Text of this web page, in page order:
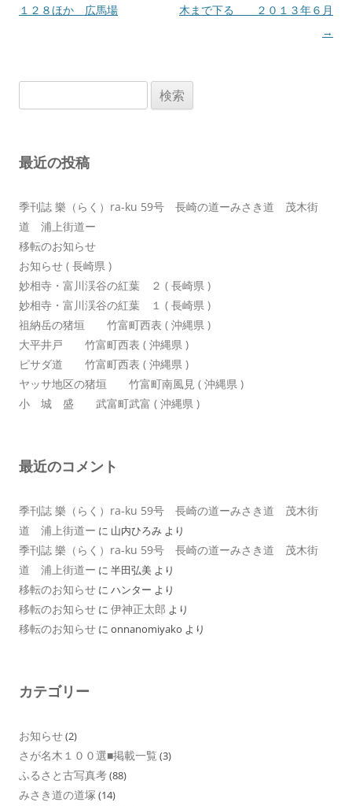
稿
ン
１２８ほか 広馬場
木まで下る ２０１３年６月
→
索:
最近の投稿
季刊誌 樂（らく）ra-ku 59号 長崎の道ーみさき道 茂木街
道 浦上街道ー
移転のお知らせ
お知らせ ( 長崎県 )
妙相寺・富川渓谷の紅葉 ２ ( 長崎県 )
妙相寺・富川渓谷の紅葉 １ ( 長崎県 )
祖納岳の猪垣 竹富町西表 ( 沖縄県 )
大平井戸 竹富町西表 ( 沖縄県 )
ピサダ道 竹富町西表 ( 沖縄県 )
ヤッサ地区の猪垣 竹富町南風見 ( 沖縄県 )
小 城 盛 武富町武富 ( 沖縄県 )
最近のコメント
季刊誌 樂（らく）ra-ku 59号 長崎の道ーみさき道 茂木街
道 浦上街道ー に 山内ひろみ より
季刊誌 樂（らく）ra-ku 59号 長崎の道ーみさき道 茂木街
道 浦上街道ー に 半田弘美 より
移転のお知らせ に ハンター より
移転のお知らせ に 伊神正太郎 より
移転のお知らせ に onnanomiyako より
カテゴリー
お知らせ(2)
さが名木１００選■掲載一覧 (3)
ふるさと古写真考(88)
みさき道の道塚 (14)